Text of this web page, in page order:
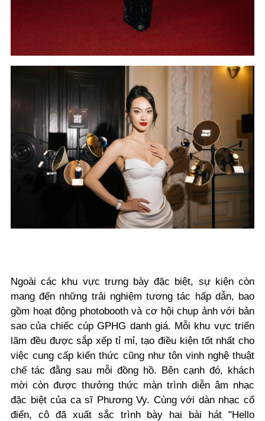
Ngoài các khu vực trưng bày đặc biệt, sự kiện còn
mang đến những trải nghiệm tương tác hấp dẫn, bao
gồm hoạt động photobooth và cơ hội chụp ảnh với bản
sao của chiếc cúp GPHG danh giá. Mỗi khu vực triển
lãm đều được sắp xếp tỉ mỉ, tạo điều kiện tốt nhất cho
việc cung cấp kiến thức cũng như tôn vinh nghệ thuật
chế tác đằng sau mỗi đồng hồ. Bên cạnh đó, khách
mời còn được thưởng thức màn trình diễn âm nhạc
đặc biệt của ca sĩ Phương Vy. Cùng với dàn nhạc cổ
điển, cô đã xuất sắc trình bày hai bài hát "Hello